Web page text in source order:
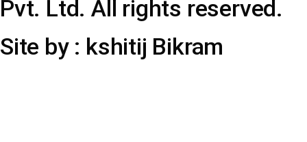
Pvt. Ltd. All rights reserved.
Site by : kshitij Bikram